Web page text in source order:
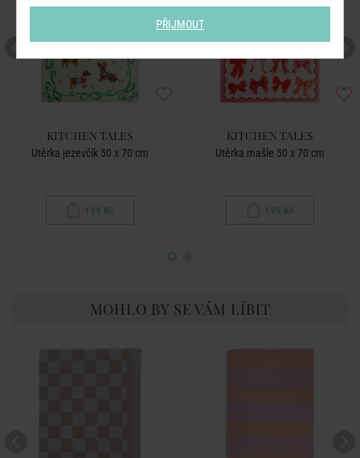
KITCHEN TALES
Utěrka jezevčík 50 x 70 cm
199 Kč
KITCHEN TALES
Utěrka mašle 50 x 70 cm
199 Kč
MOHLO BY SE VÁM LÍBIT
PŘIJMOUT